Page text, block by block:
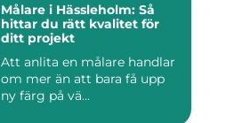
Målare i Hässleholm: Så
hittar du rätt kvalitet för
ditt projekt
Att anlita en målare handlar
om mer än att bara få upp
ny färg på vä...